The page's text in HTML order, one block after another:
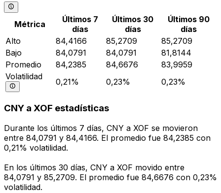
Métrica
Últimos 7
días
Últimos 30
días
Últimos 90
días
Alto
84,4166 85,2709
85,2709
Bajo
84,0791 84,0791
81,8144
Promedio
84,2385 84,6676
83,9959
Volatilidad
0,21% 0,23% 0,23%
CNY a XOF estadísticas
Durante los últimos 7 días, CNY a XOF se movieron
entre 84,0791 y 84,4166. El promedio fue 84,2385 con
0,21% volatilidad.
En los últimos 30 días, CNY a XOF movido entre
84,0791 y 85,2709. El promedio fue 84,6676 con 0,23%
volatilidad.